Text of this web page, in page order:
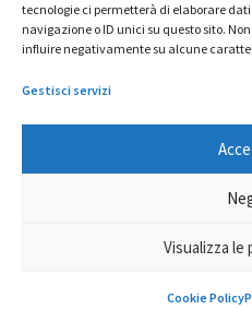
tecnologie ci permetterà di elaborare
navigazione o ID unici su questo sito.
influire negativamente su alcune
Gestisci servizi
Visualizza
Cookie Policy
iVision Communication S.r.l.-
331582 Copyright 2026. Tutti